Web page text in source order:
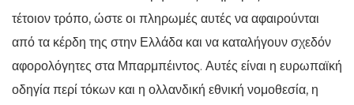
τέτοιον τρόπο, ώστε οι πληρωμές αυτές να αφαιρούνται
από τα κέρδη της στην Ελλάδα και να καταλήγουν σχεδόν
αφορολόγητες στα Μπαρμπέιντος. Αυτές είναι η ευρωπαϊκή
οδηγία περί τόκων και η ολλανδική εθνική νομοθεσία, η